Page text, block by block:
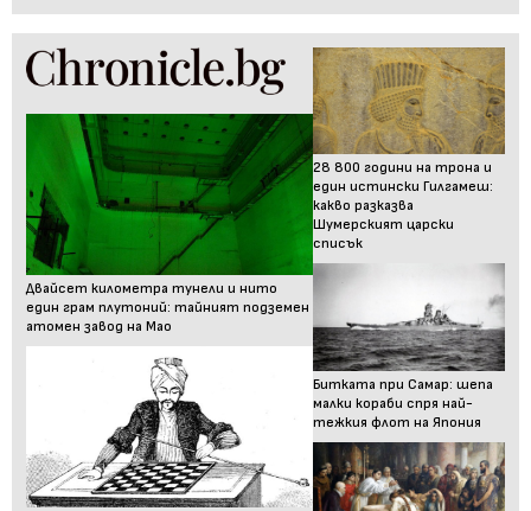
Двайсет километра тунели и нито
един грам плутоний: тайният подземен
атомен завод на Мао
28 800 години на трона и
един истински Гилгамеш:
какво разказва
Шумерският царски
списък
Битката при Самар: шепа
малки кораби спря най-
тежкия флот на Япония